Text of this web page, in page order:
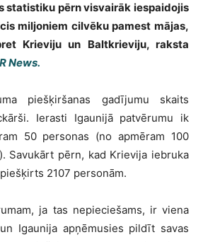
statistiku pērn visvairāk iespaidojis
miljoniem cilvēku pamest mājas,
Krieviju un Baltkrieviju, raksta
News.
piešķiršanas gadījumu skaits
Ierasti Igaunijā patvērumu ik
50 personas (no apmēram 100
Savukārt pērn, kad Krievija iebruka
2107 personām.
ja tas nepieciešams, ir viena
Igaunija apņēmusies pildīt savas